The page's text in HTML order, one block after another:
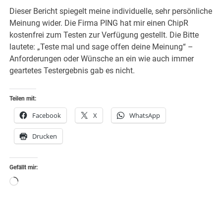
Dieser Bericht spiegelt meine individuelle, sehr persönliche
Meinung wider. Die Firma PING hat mir einen ChipR
kostenfrei zum Testen zur Verfügung gestellt. Die Bitte
lautete: „Teste mal und sage offen deine Meinung“ –
Anforderungen oder Wünsche an ein wie auch immer
geartetes Testergebnis gab es nicht.
Teilen mit:
Facebook X WhatsApp
Drucken
Gefällt mir:
Wird